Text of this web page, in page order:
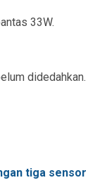
33W.
didedahkan.
tiga